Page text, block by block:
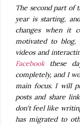
The second part of
year is starting,
changes when it
motivated to
videos and
Facebookthese
completely, and I
main focus. I will
posts and share
don't feel like
has migrated to